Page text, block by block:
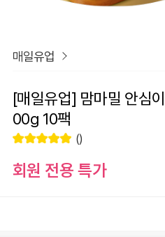
매일유업
[매일유업] 맘마밀 안심
00g 10팩
()
회원 전용 특가